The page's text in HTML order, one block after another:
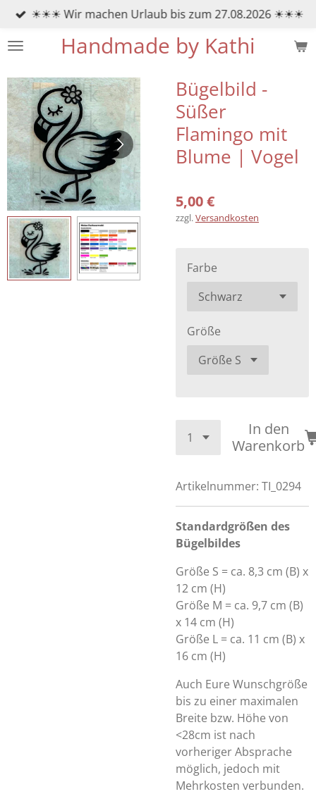
Zum
springen
Handmade by Kathi
☀☀☀ Wir machen Urlaub bis zum 27.08.2026 ☀☀☀
Bügelbild -
Süßer
Flamingo mit
Blume | Vogel
5,00 €
zzgl.Versandkosten
Farbe
Größe
In den
Warenkorb
Artikelnummer: TI_0294
Standardgrößen des
Bügelbildes
Größe S = ca. 8,3 cm (B) x
12 cm (H)
Größe M = ca. 9,7 cm (B)
x 14 cm (H)
Größe L = ca. 11 cm (B) x
16 cm (H)
Auch Eure Wunschgröße
bis zu einer maximalen
Breite bzw. Höhe von
<28cm ist nach
vorheriger Absprache
möglich, jedoch mit
Mehrkosten verbunden.